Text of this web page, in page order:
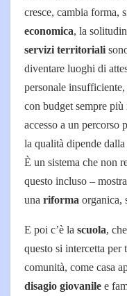
cresce, cambia forma,
economica, la
servizi territoriali
diventare luoghi di
personale
con budget sempre
accesso a un percorso
la qualità dipende
È un sistema che non
questo incluso –
una riforma organica,
E poi c’è la scuola,
questo si intercetta per
comunità, come casa
disagio giovanile e